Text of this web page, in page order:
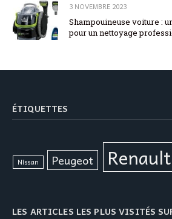
3 NOVEMBRE 2023
Shampouineuse voiture :
pour un nettoyage
ÉTIQUETTES
Nissan Peugeot Renault
LES ARTICLES LES PLUS VISITÉS